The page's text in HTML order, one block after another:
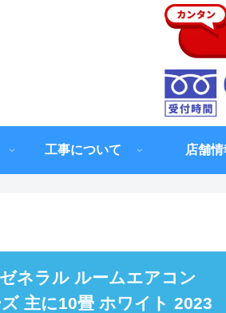
工事について 店舗情
ネラル ルームエアコン
主に10畳 ホワイト 2023